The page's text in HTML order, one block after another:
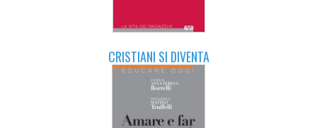
CRISTIANI SI DIVENTA